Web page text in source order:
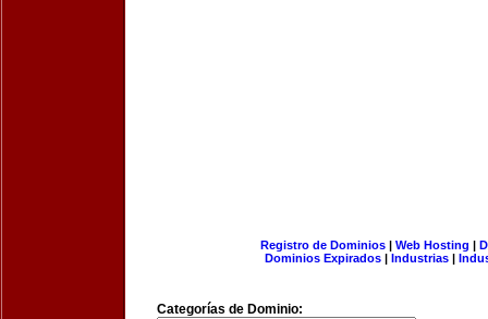
Registro de Dominios| Web Hosting |
Dominios Expirados | Industrias |
Categorías de Dominio: